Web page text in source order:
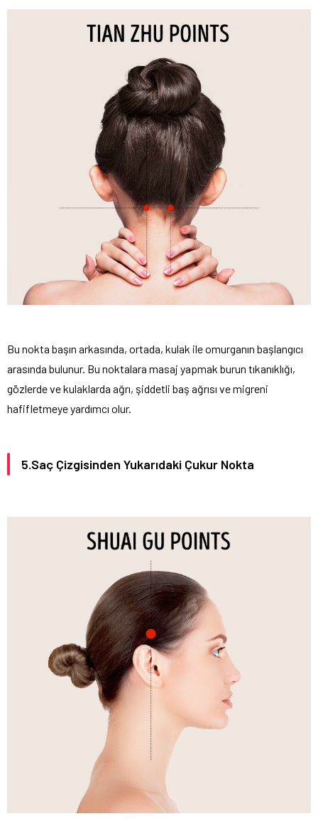
Bu nokta başın arkasında, ortada, kulak ile omurganın başlangıcı
arasında bulunur. Bu noktalara masaj yapmak burun tıkanıklığı,
gözlerde ve kulaklarda ağrı, şiddetli baş ağrısı ve migreni
hafifletmeye yardımcı olur.
5.Saç Çizgisinden Yukarıdaki Çukur Nokta